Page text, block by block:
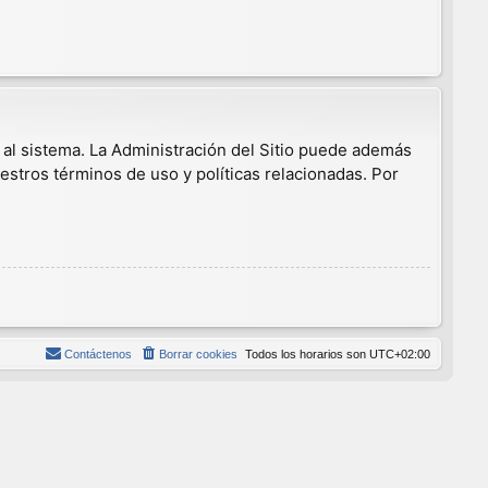
sistema. La Administración del Sitio puede además
términos de uso y políticas relacionadas. Por
Todos los horarios son UTC+02:00
Borrar cookies
Contáctenos